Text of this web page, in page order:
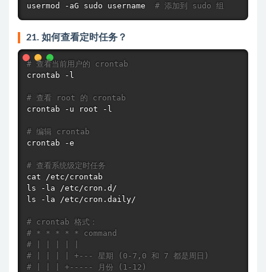
usermod
-aG sudo username # 添加到 sudo 组
21. 如何查看定时任务？
# 查看当前用户的 crontab
crontab -l
# 查看 root 的 crontab
crontab -u root -l
# 编辑 crontab
crontab -e
# 查看系统级定时任务
cat
ls
ls -la /etc/cron.daily/
# crontab 格式：
# * * * * * command
# | | | | |
# | | | | +--- 星期 (0-7,0 和 7 都是周日)
# | | | +----- 月份 (1-12)